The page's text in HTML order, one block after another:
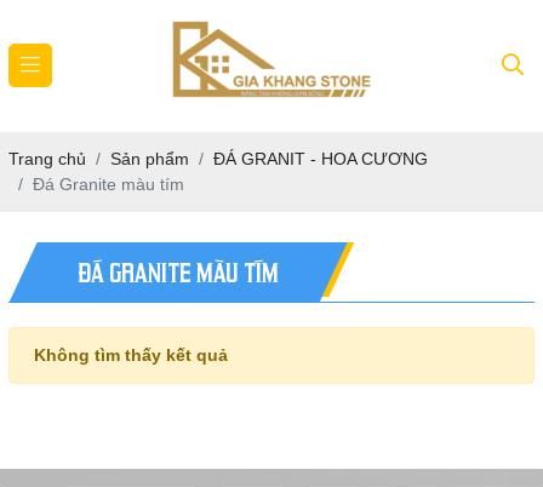
Trang chủ Sản phẩm
ĐÁ GRANIT - HOA CƯƠNG
Đá Granite màu tím
ĐÁ GRANITE MÀU TÍM
Không tìm thấy kết quả